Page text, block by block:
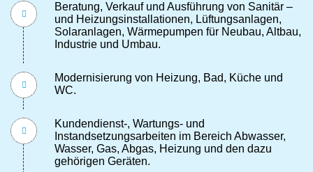
Beratung, Verkauf und Ausführung von Sanitär –
und Heizungsinstallationen, Lüftungsanlagen,
Solaranlagen, Wärmepumpen für Neubau, Altbau,
Industrie und Umbau.
Modernisierung von Heizung, Bad, Küche und
WC.
Kundendienst-, Wartungs- und
Instandsetzungsarbeiten im Bereich Abwasser,
Wasser, Gas, Abgas, Heizung und den dazu
gehörigen Geräten.